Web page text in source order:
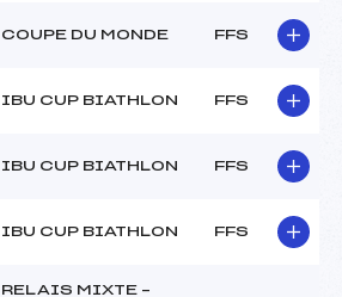
COUPE DU MONDE FFS
IBU CUP BIATHLON FFS
IBU CUP BIATHLON FFS
IBU CUP BIATHLON FFS
RELAIS MIXTE –